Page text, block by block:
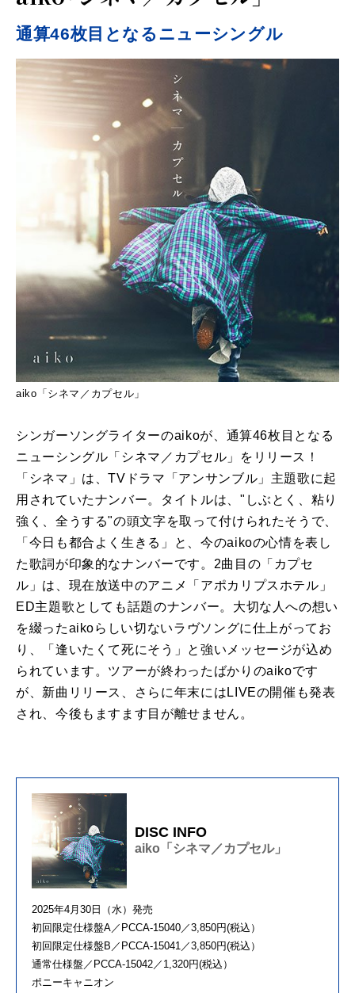
通算46枚目となるニューシングル
aiko「シネマ／カプセル」
シンガーソングライターのaikoが、通算46枚目となる
ニューシングル「シネマ／カプセル」をリリース！
「シネマ」は、TVドラマ「アンサンブル」主題歌に起
用されていたナンバー。タイトルは、"しぶとく、粘り
強く、全うする"の頭文字を取って付けられたそうで、
「今日も都合よく生きる」と、今のaikoの心情を表し
た歌詞が印象的なナンバーです。2曲目の「カプセ
ル」は、現在放送中のアニメ「アポカリプスホテル」
ED主題歌としても話題のナンバー。大切な人への想い
を綴ったaikoらしい切ないラヴソングに仕上がってお
り、「逢いたくて死にそう」と強いメッセージが込め
られています。ツアーが終わったばかりのaikoです
が、新曲リリース、さらに年末にはLIVEの開催も発表
され、今後もますます目が離せません。
DISC INFO
aiko「シネマ／カプセル」
2025年4月30日（水）発売
初回限定仕様盤A／PCCA-15040／3,850円(税込）
初回限定仕様盤B／PCCA-15041／3,850円(税込）
通常仕様盤／PCCA-15042／1,320円(税込）
ポニーキャニオン